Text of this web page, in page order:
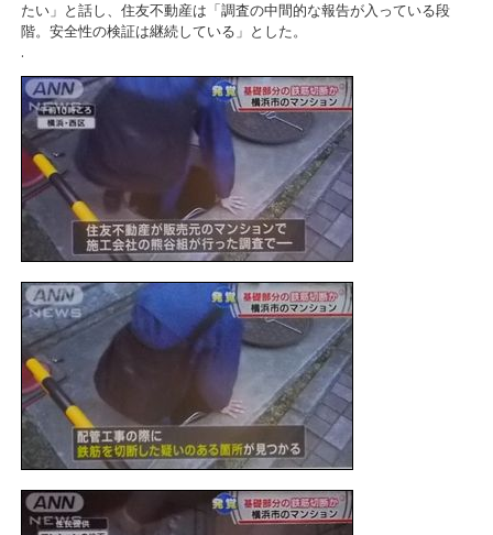
たい」と話し、住友不動産は「調査の中間的な報告が入っている段
階。安全性の検証は継続している」とした。